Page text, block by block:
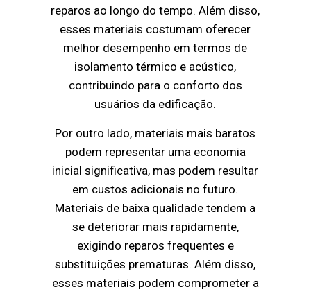
reparos ao longo do tempo. Além disso,
esses materiais costumam oferecer
melhor desempenho em termos de
isolamento térmico e acústico,
contribuindo para o conforto dos
usuários da edificação.
Por outro lado, materiais mais baratos
podem representar uma economia
inicial significativa, mas podem resultar
em custos adicionais no futuro.
Materiais de baixa qualidade tendem a
se deteriorar mais rapidamente,
exigindo reparos frequentes e
substituições prematuras. Além disso,
esses materiais podem comprometer a